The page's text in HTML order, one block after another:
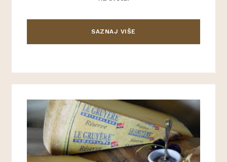
SAZNAJ VIŠE